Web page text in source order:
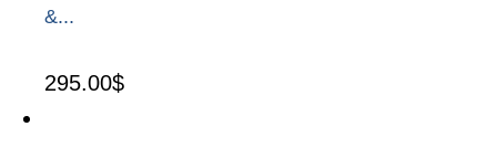
&...
295.00$